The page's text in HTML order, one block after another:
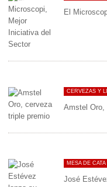
El
CERVEZAS Y
Amstel Oro,
MESA DE CATA
José